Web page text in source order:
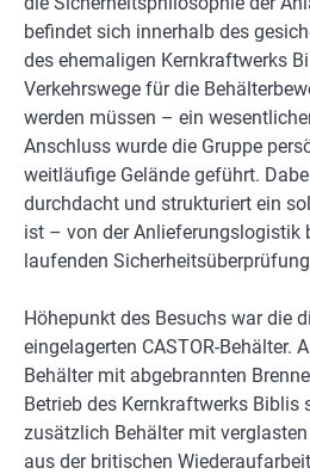
befindet sich innerhalb des
des ehemaligen Kernkraftwerks
Verkehrswege für die
werden müssen – ein
Anschluss wurde die Gruppe
weitläufige Gelände geführt.
durchdacht und strukturiert ein
ist – von der Anlieferungslogistik
laufenden
Höhepunkt des Besuchs war die
eingelagerten CASTOR-Behälter.
Behälter mit abgebrannten
Betrieb des Kernkraftwerks Biblis
zusätzlich Behälter mit
aus der britischen